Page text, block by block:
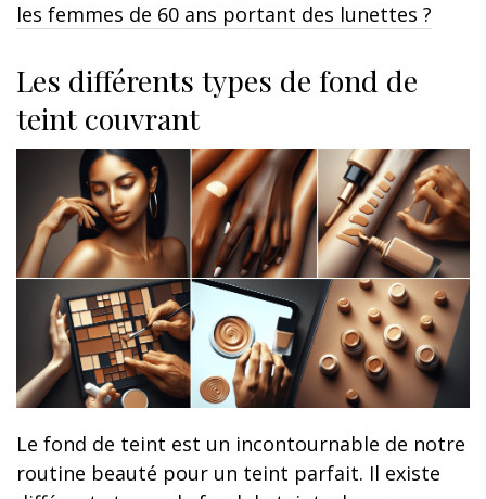
les femmes de 60 ans portant des lunettes ?
Les différents types de fond de
teint couvrant
Le fond de teint est un incontournable de notre
routine beauté pour un teint parfait. Il existe